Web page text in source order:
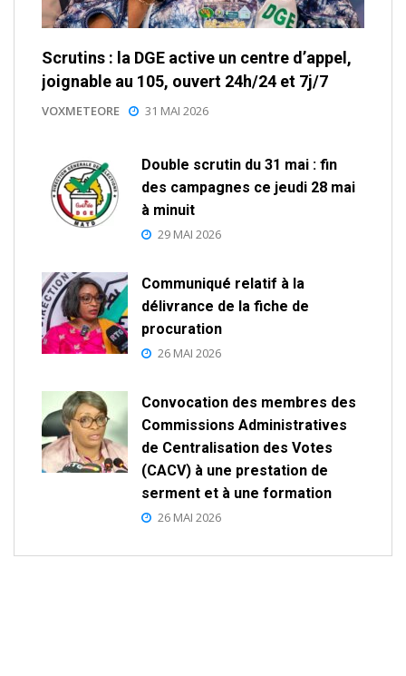
Scrutins : la DGE active un centre d’appel,
joignable au 105, ouvert 24h/24 et 7j/7
VOXMETEORE 31 MAI 2026
Double scrutin du 31 mai : fin
des campagnes ce jeudi 28 mai
à minuit
29 MAI 2026
Communiqué relatif à la
délivrance de la fiche de
procuration
26 MAI 2026
Convocation des membres des
Commissions Administratives
de Centralisation des Votes
(CACV) à une prestation de
serment et à une formation
26 MAI 2026